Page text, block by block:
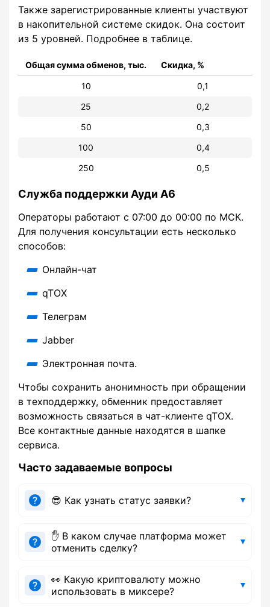
Также зарегистрированные клиенты участвуют
в накопительной системе скидок. Она состоит
из 5 уровней. Подробнее в таблице.
Общая сумма обменов, тыс. Скидка, %
10
0,1
25
0,2
50
0,3
100
0,4
250
0,5
Служба поддержки Ауди А6
Операторы работают с 07:00 до 00:00 по МСК.
Для получения консультации есть несколько
способов:
Онлайн-чат
qTOX
Телеграм
Jabber
Электронная почта.
Чтобы сохранить анонимность при обращении
в техподдержку, обменник предоставляет
возможность связаться в чат-клиенте qTOX.
Все контактные данные находятся в шапке
сервиса.
Часто задаваемые вопросы
😎 Как узнать статус заявки?
✋ В каком случае платформа может
отменить сделку?
👀 Какую криптовалюту можно
использовать в миксере?